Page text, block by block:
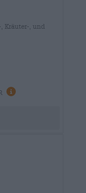
Kräuter-, und